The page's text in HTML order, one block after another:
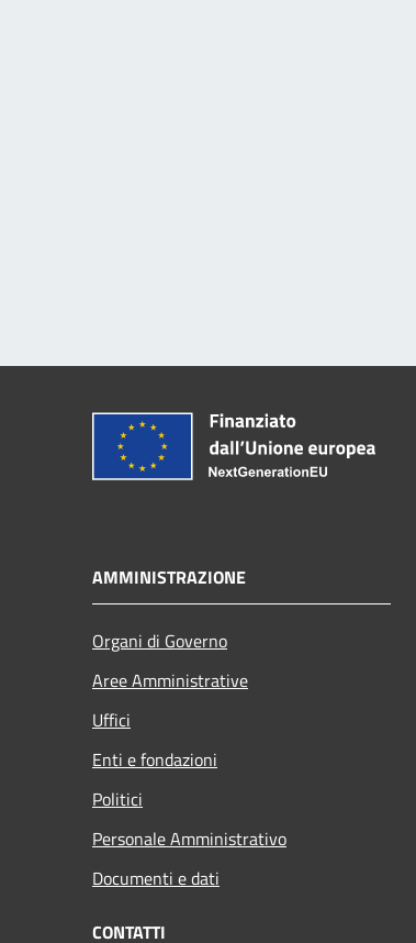
AMMINISTRAZIONE
Organi di Governo
Aree Amministrative
Uffici
Enti e fondazioni
Politici
Personale Amministrativo
Documenti e dati
CONTATTI